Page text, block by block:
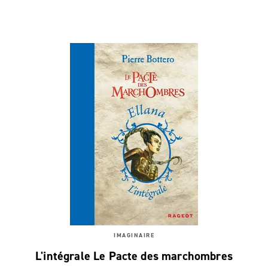
IMAGINAIRE
L'intégrale Le Pacte des marchombres